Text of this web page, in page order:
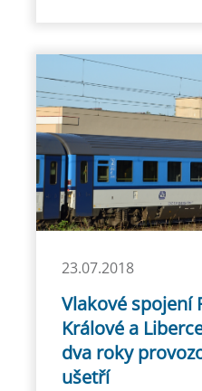
23.07.2018
Vlakové spojení
Králové a
dva roky
ušetří